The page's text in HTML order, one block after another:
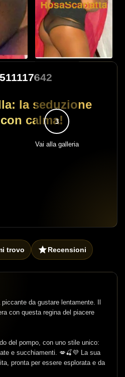
la seduzione
calma!
3
Vai alla galleria
trovo Recensioni
da gustare lentamente. Il
con questa regina del piacere
del pompo, con uno stile unico:
e succhiamenti. 💋🍒💜 La sua
pronta per essere esplorata e da